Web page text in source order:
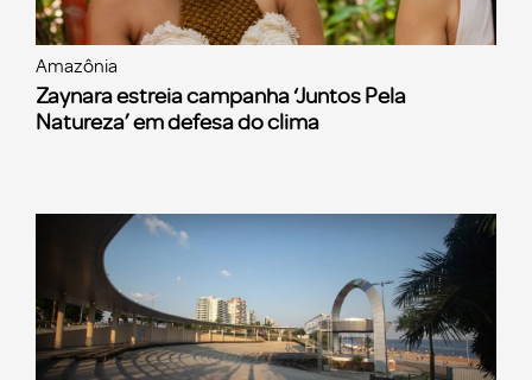
Amazônia
Zaynara estreia campanha ‘Juntos Pela
Natureza’ em defesa do clima